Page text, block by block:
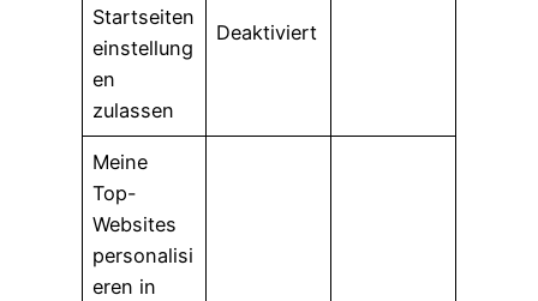
Startseiten
einstellung
en
zulassen
Deaktiviert
Meine
Top-
Websites
personalisi
eren in